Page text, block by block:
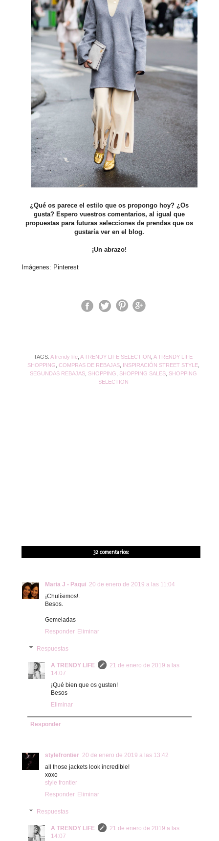
¿Qué os parece el estilo que os propongo hoy? ¿Os
gusta? Espero vuestros comentarios, al igual que
propuestas para futuras selecciones de prendas que os
gustaría ver en el blog.
¡Un abrazo!
Imágenes: Pinterest
TAGS:A trendy life ,A TRENDY LIFE SELECTION ,A TRENDY LIFE
SHOPPING COMPRAS DE REBAJAS, INSPIRACIÓN STREET STYLE,
SEGUNDAS REBAJAS, SHOPPING SHOPPING SALES, SHOPPING
SELECTION
32 comentarios:
Maria J - Paqui 20 de enero de 2019 a las 11:04
¡Chulísimos!.
Besos.
Gemeladas
Responder Eliminar
Respuestas
A TRENDY LIFE
21 de enero de 2019 a las
14:07
¡Qué bien que os gusten!
Besos
Eliminar
Responder
stylefrontier 20 de enero de 2019 a las 13:42
all those jackets look incredible!
xoxo
style frontier
Responder Eliminar
Respuestas
A TRENDY LIFE
21 de enero de 2019 a las
14:07